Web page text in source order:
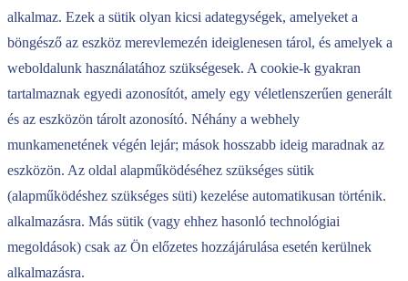
alkalmaz. Ezek a sütik olyan kicsi adategységek, amelyeket a
böngésző az eszköz merevlemezén ideiglenesen tárol, és amelyek a
weboldalunk használatához szükségesek. A cookie-k gyakran
tartalmaznak egyedi azonosítót, amely egy véletlenszerűen generált
és az eszközön tárolt azonosító. Néhány a webhely
munkamenetének végén lejár; mások hosszabb ideig maradnak az
eszközön. Az oldal alapműködéséhez szükséges sütik
(alapműködéshez szükséges süti) kezelése automatikusan történik.
alkalmazásra. Más sütik (vagy ehhez hasonló technológiai
megoldások) csak az Ön előzetes hozzájárulása esetén kerülnek
alkalmazásra.